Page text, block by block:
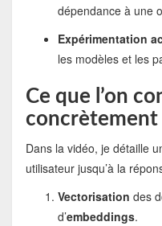
dépendance à une
Expérimentation
les modèles et les
Ce que l’on
concrètement
Dans la vidéo, je détaille
utilisateur jusqu’à la
Vectorisation des
d’embeddings.